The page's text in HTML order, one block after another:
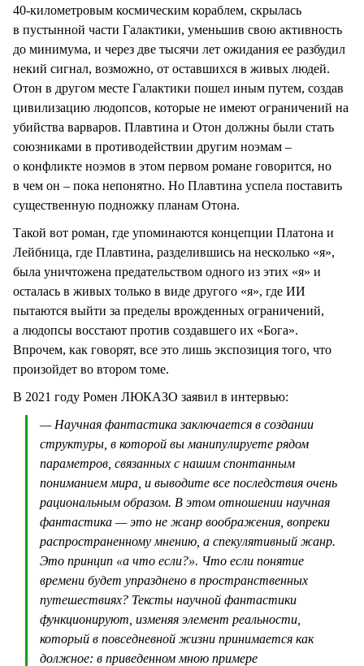
40-километровым космическим кораблем, скрылась
в пустынной части Галактики, уменьшив свою активность
до минимума, и через две тысячи лет ожидания ее разбудил
некий сигнал, возможно, от оставшихся в живых людей.
Отон в другом месте Галактики пошел иным путем, создав
цивилизацию людопсов, которые не имеют ограничений на
убийства варваров. Плавтина и Отон должны были стать
союзниками в противодействии другим ноэмам –
о конфликте ноэмов в этом первом романе говорится, но
в чем он – пока непонятно. Но Плавтина успела поставить
существенную подножку планам Отона.
Такой вот роман, где упоминаются концепции Платона и
Лейбница, где Плавтина, разделившись на несколько «я»,
была уничтожена предательством одного из этих «я» и
осталась в живых только в виде другого «я», где ИИ
пытаются выйти за пределы врожденных ограничений,
а людопсы восстают против создавшего их «Бога».
Впрочем, как говорят, все это лишь экспозиция того, что
произойдет во втором томе.
В 2021 году Ромен ЛЮКАЗО заявил в интервью:
— Научная фантастика заключается в создании
структуры, в которой вы манипулируете рядом
параметров, связанных с нашим спонтанным
пониманием мира, и выводите все последствия очень
рациональным образом. В этом отношении научная
фантастика — это не жанр воображения, вопреки
распространенному мнению, а спекулятивный жанр.
Это принцип «а что если?». Что если понятие
времени будет упразднено в пространственных
путешествиях? Тексты научной фантастики
функционируют, изменяя элемент реальности,
который в повседневной жизни принимается как
должное: в приведенном мною примере